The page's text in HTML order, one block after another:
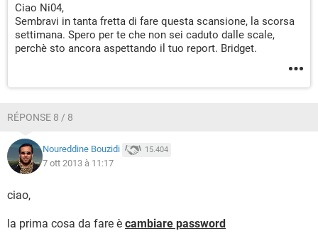
Ciao Ni04,
Sembravi in tanta fretta di fare questa scansione, la scorsa
settimana. Spero per te che non sei caduto dalle scale,
perchè sto ancora aspettando il tuo report. Bridget.
RÉPONSE 8 / 8
Noureddine Bouzidi 15.404
7 ott 2013 à 11:17
ciao,
la prima cosa da fare è cambiare password